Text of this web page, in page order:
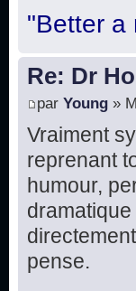
"Better a
Re: Dr
par Young »
Vraiment
reprenant
humour,
pense.